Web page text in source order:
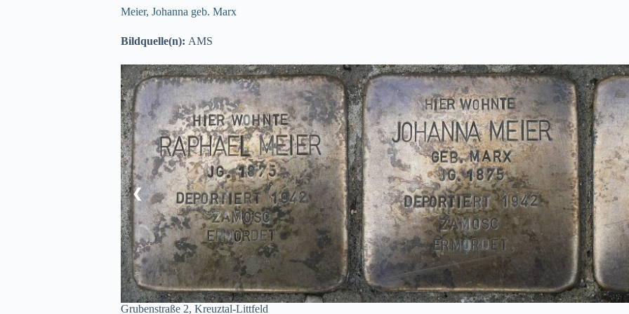
Meier, Johanna geb. Marx
Bildquelle(n): AMS
Grubenstraße 2, Kreuztal-Littfeld
❮